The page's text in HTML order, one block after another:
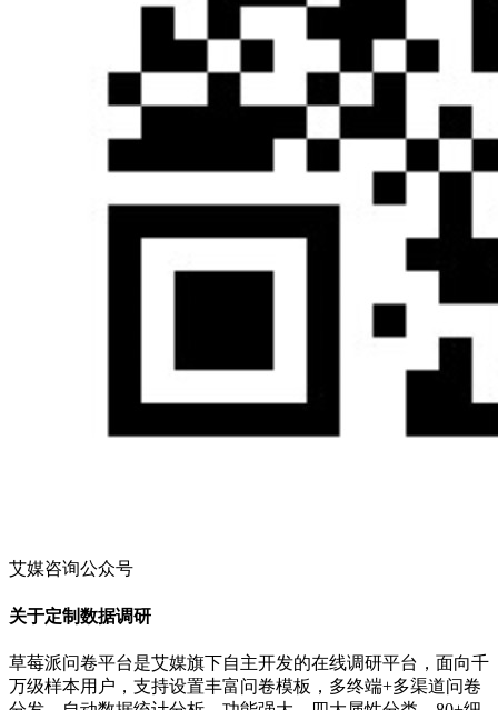
艾媒咨询公众号
关于定制数据调研
草莓派问卷平台是艾媒旗下自主开发的在线调研平台，面向千
万级样本用户，支持设置丰富问卷模板，多终端+多渠道问卷